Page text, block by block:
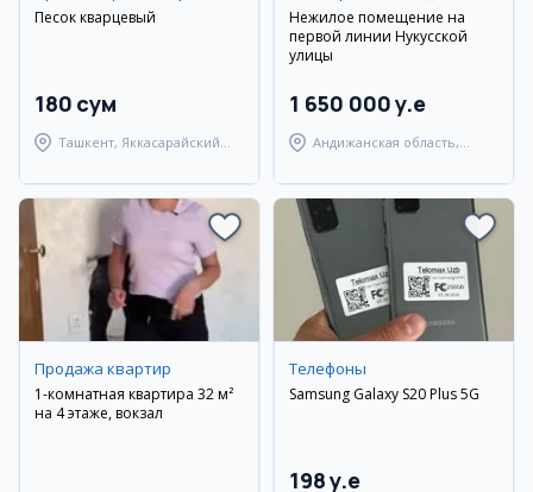
Песок кварцевый
180 сум
Ташкент, Яккасарайский
Нежилое помещение на
первой линии Нукусской
улицы
1 650 000 y.e
Андижанская область,
Продажа квартир
1-комнатная квартира 32 м²
на 4 этаже, вокзал
Телефоны
Samsung Galaxy S20 Plus 5G
198 y.e